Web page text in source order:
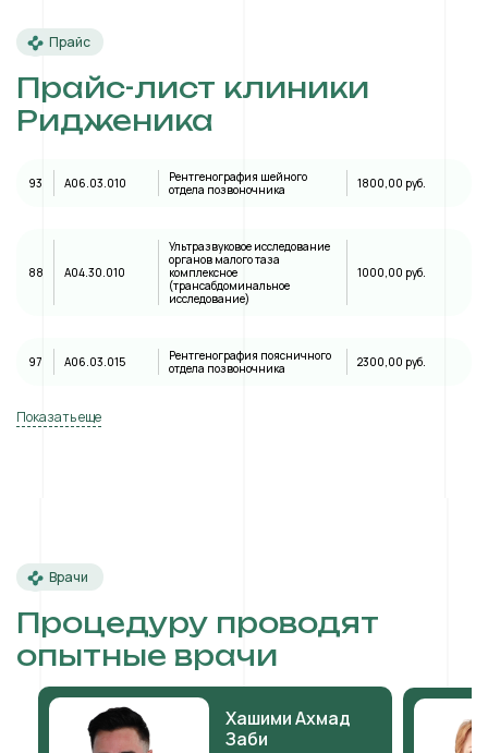
Прайс
Прайс-лист клиники
Ридженика
93 A06.03.010
Рентгенография шейного
отдела позвоночника
1800,00 руб.
88 А04.30.010
Ультразвуковое исследование
органов малого таза
комплексное
(трансабдоминальное
исследование)
1000,00 руб.
97 A06.03.015
Рентгенография поясничного
отдела позвоночника
2300,00 руб.
Показать еще
Врачи
Процедуру проводят
опытные врачи
Хашими Ахмад
Заби